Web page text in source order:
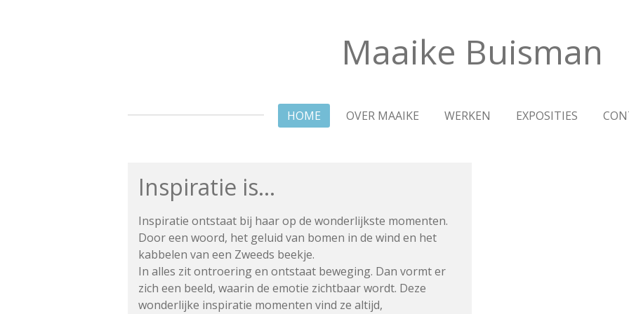
Maaike Buisman
HOME OVER MAAIKE WERKEN EXPOSITIES
Inspiratie is...
Inspiratie ontstaat bij haar op de wonderlijkste momenten.
Door een woord, het geluid van bomen in de wind en het
kabbelen van een Zweeds beekje.
In alles zit ontroering en ontstaat beweging. Dan vormt er
zich een beeld, waarin de emotie zichtbaar wordt. Deze
wonderlijke inspiratie momenten vind ze altijd,